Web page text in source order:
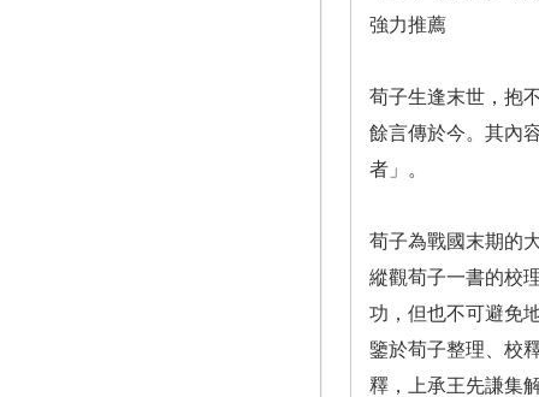
強力推薦
荀子生逢末世，抱
餘言傳於今。其內
者」。
荀子為戰國末期的
縱觀荀子一書的校
功，但也不可避免
鑒於荀子整理、校
釋，上承王先謙集